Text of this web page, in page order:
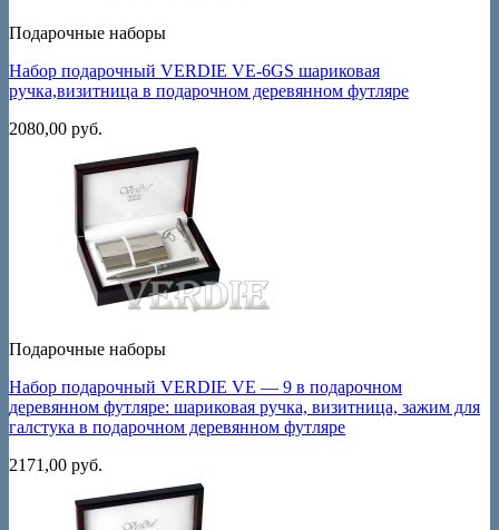
Подарочные наборы
Набор подарочный VERDIE VE-6GS шариковая
ручка,визитница в подарочном деревянном футляре
2080,00 руб.
Подарочные наборы
Набор подарочный VERDIE VE — 9 в подарочном
деревянном футляре: шариковая ручка, визитница, зажим для
галстука в подарочном деревянном футляре
2171,00 руб.